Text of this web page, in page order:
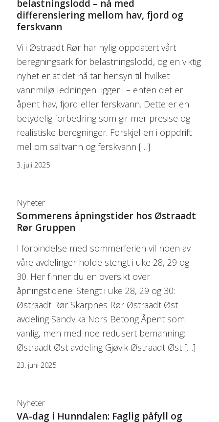
belastningslodd – nå med
differensiering mellom hav, fjord og
ferskvann
Vi i Østraadt Rør har nylig oppdatert vårt
beregningsark for belastningslodd, og en viktig
nyhet er at det nå tar hensyn til hvilket
vannmiljø ledningen ligger i – enten det er
åpent hav, fjord eller ferskvann. Dette er en
betydelig forbedring som gir mer presise og
realistiske beregninger. Forskjellen i oppdrift
mellom saltvann og ferskvann […]
3. juli 2025
Nyheter
Sommerens åpningstider hos Østraadt
Rør Gruppen
I forbindelse med sommerferien vil noen av
våre avdelinger holde stengt i uke 28, 29 og
30. Her finner du en oversikt over
åpningstidene: Stengt i uke 28, 29 og 30:
Østraadt Rør Skarpnes Rør Østraadt Øst
avdeling Sandvika Nors Betong Åpent som
vanlig, men med noe redusert bemanning:
Østraadt Øst avdeling Gjøvik Østraadt Øst […]
23. juni 2025
Nyheter
VA-dag i Hunndalen: Faglig påfyll og